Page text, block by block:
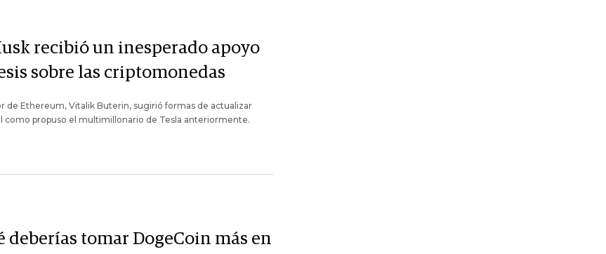
recibió un inesperado apoyo
sobre las criptomonedas
de Ethereum, Vitalik Buterin, sugirió formas de actualizar
como propuso el multimillonario de Tesla anteriormente.
deberías tomar DogeCoin más en